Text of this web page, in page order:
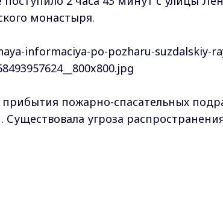
монастыря.
пожарно-спасательных
Существовала угроза